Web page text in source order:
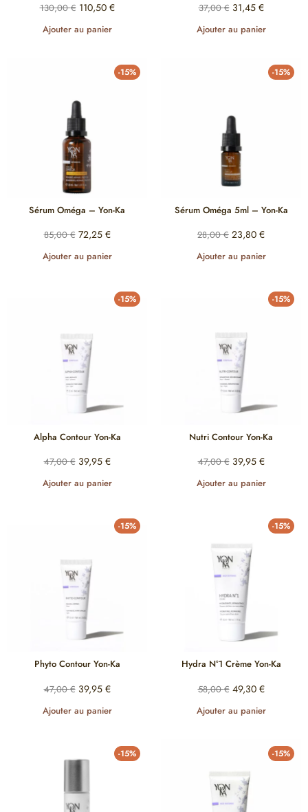
130,00€ 110,50 €
Ajouter au panier
37,00€ 31,45 €
Ajouter au panier
-15%
Sérum Oméga – Yon-Ka
85,00€ 72,25 €
Ajouter au panier
-15%
Sérum Oméga 5ml – Yon-Ka
28,00€ 23,80 €
Ajouter au panier
-15%
Alpha Contour Yon-Ka
47,00€ 39,95 €
Ajouter au panier
-15%
Nutri Contour Yon-Ka
47,00€ 39,95 €
Ajouter au panier
-15%
Phyto Contour Yon-Ka
47,00€ 39,95 €
Ajouter au panier
-15%
Hydra N°1 Crème Yon-Ka
58,00€ 49,30 €
Ajouter au panier
-15% -15%